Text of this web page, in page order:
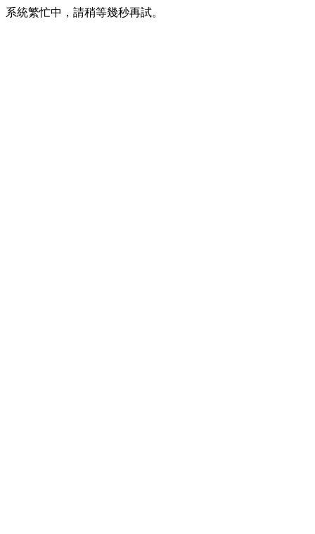
系統繁忙中，請稍等幾秒再試。